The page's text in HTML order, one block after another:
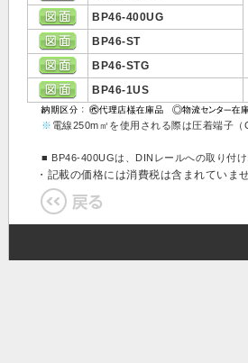
BP46-400UG
BP46-ST
BP46-STG
BP46-1US
※ 電線250m㎡を使用される際は圧着端子
■ BP46-400UGは、DINレールへの取り付
・記載の価格には消費税は含まれていま